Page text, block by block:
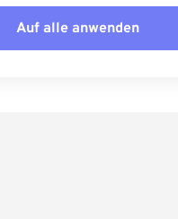
Auf alle anwenden